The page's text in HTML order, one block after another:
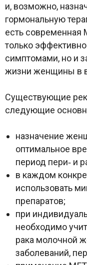
и, возможно,
гормональную
есть современная
только
симптомами, но и
жизни женщины в
Существующие
следующие
назначение
оптимальное
период пери‑ и
в каждом
использовать
препаратов;
при
необходимо
рака молочной
заболеваний,